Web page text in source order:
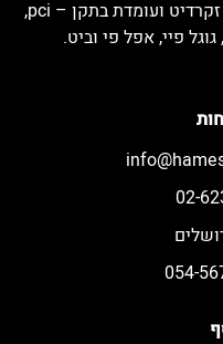
בעולם. הסליקה מתבצעת עם חברת זקרדיט ועומדת בתקן – pci,
פיי, אפל פי וביט.